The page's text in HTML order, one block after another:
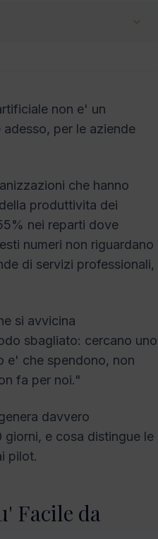
non e' un
per le aziende
che hanno
produttivita dei
nei reparti dove
numeri non riguardano
di servizi professionali,
si avvicina
sbagliato: cercano uno
e' che spendono, non
fa per noi."
davvero
e cosa distingue le
pilot.
Facile da